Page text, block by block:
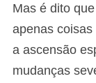
Mas é dito
apenas
a ascensão
mudanças